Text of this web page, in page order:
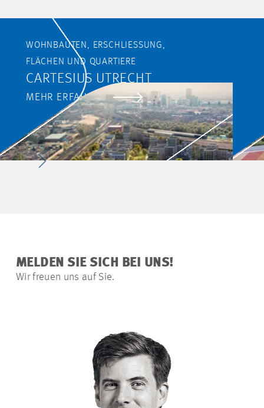
WOHNBAUTEN, ERSCHLIESSUNG,
FLÄCHEN UND QUARTIERE
CARTESIUS UTRECHT
MEHR ERFAHREN
MELDEN SIE SICH BEI UNS!
Wir freuen uns auf Sie.